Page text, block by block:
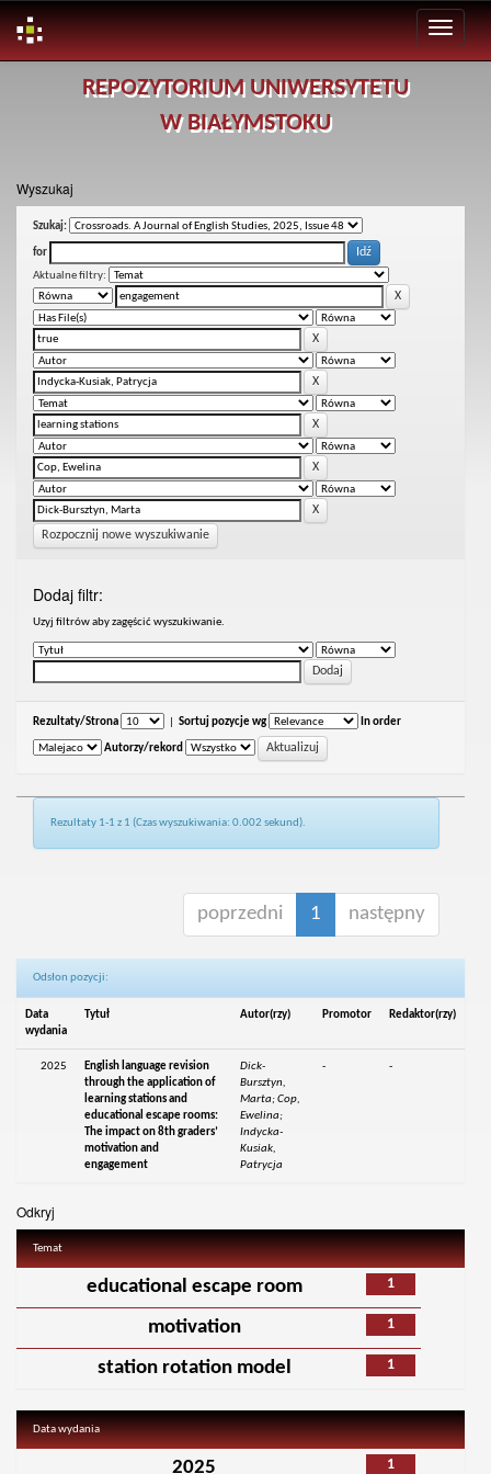
REPOZYTORIUM UNIWERSYTETU
W BIAŁYMSTOKU
Wyszukaj
Szukaj:
for
Aktualne filtry:
Rozpocznij nowe wyszukiwanie
Dodaj filtr:
Uzyj filtrów aby zagęścić wyszukiwanie.
Rezultaty/Strona Sortuj pozycje wg In order
Autorzy/rekord
Rezultaty 1-1 z 1 (Czas wyszukiwania: 0.002 sekund).
poprzedni 1 następny
Odsłon pozycji:
Data
wydania
Tytuł Autor(rzy) Promotor Redaktor(rzy)
2025
English language revision
through the application of
learning stations and
educational escape rooms:
The impact on 8th graders’
motivation and
engagement
Dick-
Bursztyn,
Marta; Cop,
Ewelina;
Indycka-
Kusiak,
Patrycja
- -
Odkryj
Temat
1
educational escape room
1
motivation
1
station rotation model
Data wydania
1
2025